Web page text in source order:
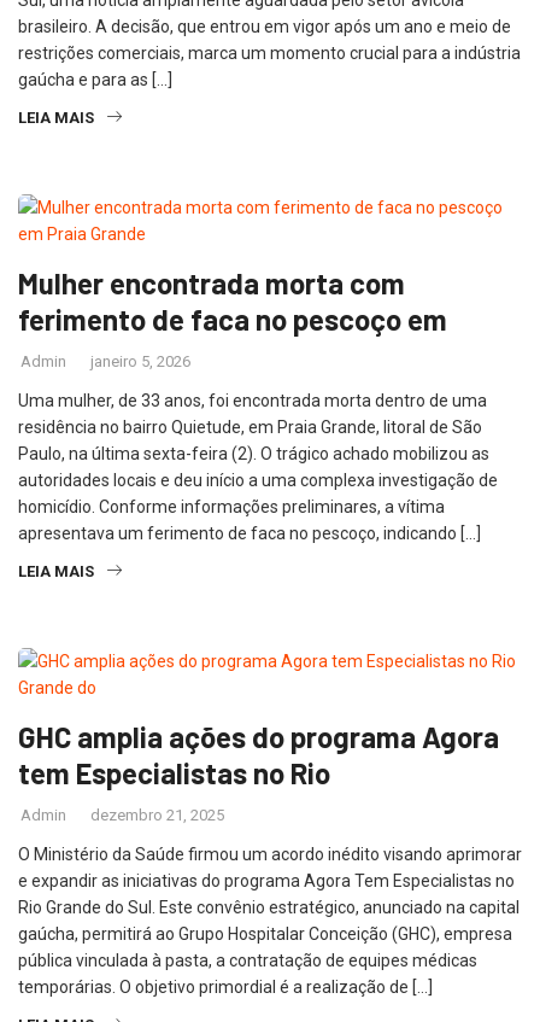
brasileiro. A decisão, que entrou em vigor após um ano e meio de
restrições comerciais, marca um momento crucial para a indústria
gaúcha e para as […]
LEIA MAIS
Mulher encontrada morta com
ferimento de faca no pescoço em
Admin janeiro 5, 2026
Uma mulher, de 33 anos, foi encontrada morta dentro de uma
residência no bairro Quietude, em Praia Grande, litoral de São
Paulo, na última sexta-feira (2). O trágico achado mobilizou as
autoridades locais e deu início a uma complexa investigação de
homicídio. Conforme informações preliminares, a vítima
apresentava um ferimento de faca no pescoço, indicando […]
LEIA MAIS
GHC amplia ações do programa Agora
tem Especialistas no Rio
Admin dezembro 21, 2025
O Ministério da Saúde firmou um acordo inédito visando aprimorar
e expandir as iniciativas do programa Agora Tem Especialistas no
Rio Grande do Sul. Este convênio estratégico, anunciado na capital
gaúcha, permitirá ao Grupo Hospitalar Conceição (GHC), empresa
pública vinculada à pasta, a contratação de equipes médicas
temporárias. O objetivo primordial é a realização de […]